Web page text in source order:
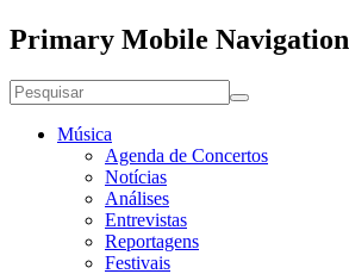
Primary Mobile Navigation
Música
Agenda de Concertos
Notícias
Análises
Entrevistas
Reportagens
Festivais